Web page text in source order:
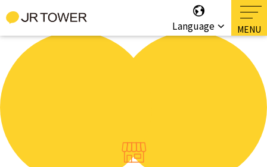
Language